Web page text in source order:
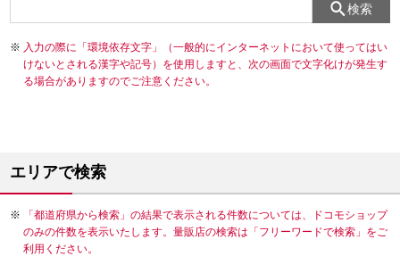
検索
入力の際に「環境依存文字」（一般的にインターネットにおいて使ってはい
けないとされる漢字や記号）を使用しますと、次の画面で文字化けが発生す
る場合がありますのでご注意ください。
エリアで検索
「都道府県から検索」の結果で表示される件数については、ドコモショップ
のみの件数を表示いたします。量販店の検索は「フリーワードで検索」をご
利用ください。